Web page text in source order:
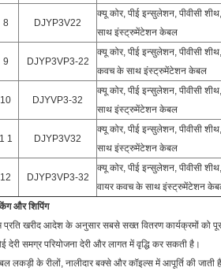
8 DJYP3V22
क्यू कोर, पीई इन्सुलेशन, पीवीसी
साथ इंस्ट्रुमेंटेशन केबल
9 DJYP3VP3-22
क्यू कोर, पीई इन्सुलेशन, पीवीसी
कवच के साथ इंस्ट्रुमेंटेशन केबल
10 DJYVP3-32
क्यू कोर, पीई इन्सुलेशन, पीवीसी
साथ इंस्ट्रुमेंटेशन केबल
1 1 DJYP3V32
क्यू कोर, पीई इन्सुलेशन, पीवीसी
साथ इंस्ट्रुमेंटेशन केबल
12 DJYP3VP3-32
क्यू कोर, पीई इन्सुलेशन, पीवीसी
वायर कवच के साथ इंस्ट्रुमेंटेशन
और शिपिंग
प्रति खरीद आदेश के अनुसार सबसे सख्त वितरण कार्यक्रमों को
देरी समग्र परियोजना देरी और लागत में वृद्धि कर सकती है।
लकड़ी के रीलों, नालीदार बक्से और कॉइल्स में आपूर्ति की जाती